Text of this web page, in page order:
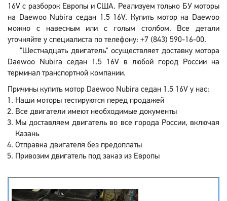
16V с разборок Европы и США. Реализуем только БУ моторы
на Daewoo Nubira седан 1.5 16V. Купить мотор на Daewoo
можно с навесным или с голым столбом. Все детали
уточняйте у специалиста по телефону: +7 (843) 590-16-00.
"Шестнадцать двигатель" осуществляет доставку мотора
Daewoo Nubira седан 1.5 16V в любой город России на
терминал транспортной компании.
Причины купить мотор Daewoo Nubira седан 1.5 16V у нас:
Наши моторы тестируются перед продажей
Все двигатели имеют необходимые документы
Мы доставляем двигатель во все города России, включая
Казань
Отправка двигателя без предоплаты
Привозим двигатель под заказ из Европы